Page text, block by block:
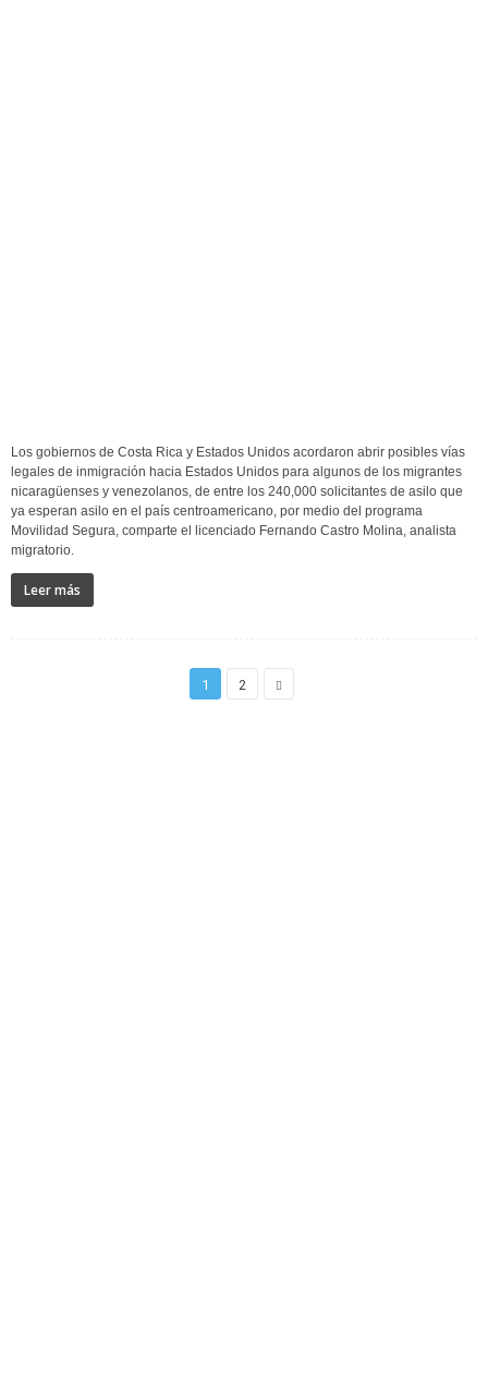
Los gobiernos de Costa Rica y Estados Unidos acordaron abrir posibles vías
legales de inmigración hacia Estados Unidos para algunos de los migrantes
nicaragüenses y venezolanos, de entre los 240,000 solicitantes de asilo que
ya esperan asilo en el país centroamericano, por medio del programa
Movilidad Segura, comparte el licenciado Fernando Castro Molina, analista
migratorio.
Leer más
1 2